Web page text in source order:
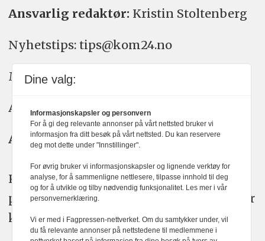
Ansvarlig redaktør: Kristin Stoltenberg
Nyhetstips: tips@kom24.no
Meninger: meninger@kom24.no
Annonse: annonse@watchmedia.no
Abonnement:kom24@watchmedia.no
KOM24 arbeider etter Vær Varsom-
plakatens regler for god presseskikk. Her
kan du lese mer omPFUsarbeid.
Dine valg:
Informasjonskapsler og personvern
For å gi deg relevante annonser på vårt nettsted bruker vi
informasjon fra ditt besøk på vårt nettsted. Du kan reservere
deg mot dette under "Innstillinger".
For øvrig bruker vi informasjonskapsler og lignende verktøy for
analyse, for å sammenligne nettlesere, tilpasse innhold til deg
og for å utvikle og tilby nødvendig funksjonalitet. Les mer i vår
personvernerklæring.
Vi er med i Fagpressen-nettverket. Om du samtykker under, vil
du få relevante annonser på nettstedene til medlemmene i